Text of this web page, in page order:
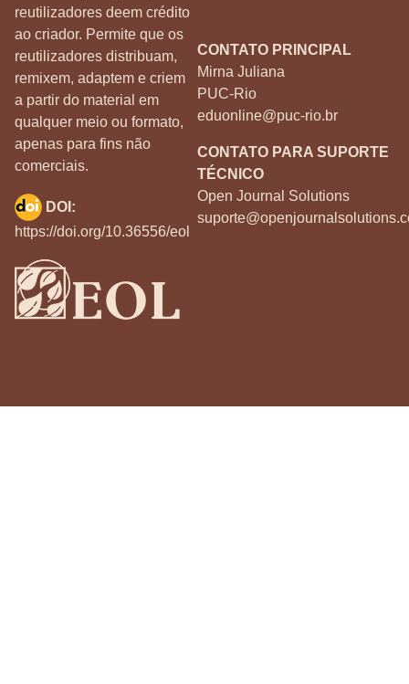
reutilizadores deem crédito
ao criador. Permite que os
reutilizadores distribuam,
remixem, adaptem e criem
a partir do material em
qualquer meio ou formato,
apenas para fins não
comerciais.
CONTATO PRINCIPAL
Mirna Juliana
PUC-Rio
eduonline@puc-rio.br
CONTATO PARA SUPORTE
TÉCNICO
Open Journal Solutions
DOI:
https://doi.org/10.36556/eol